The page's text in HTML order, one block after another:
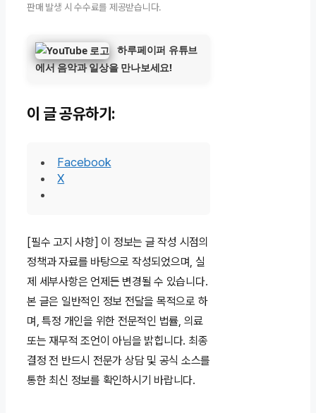
판매 발생 시 수수료를 제공받습니다.
하루페이퍼 유튜브
에서 음악과 일상을 만나보세요!
이 글 공유하기:
Facebook
X
[필수 고지 사항] 이 정보는 글 작성 시점의
정책과 자료를 바탕으로 작성되었으며, 실
제 세부사항은 언제든 변경될 수 있습니다.
본 글은 일반적인 정보 전달을 목적으로 하
며, 특정 개인을 위한 전문적인 법률, 의료
또는 재무적 조언이 아님을 밝힙니다. 최종
결정 전 반드시 전문가 상담 및 공식 소스를
통한 최신 정보를 확인하시기 바랍니다.